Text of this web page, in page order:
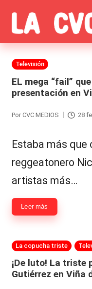
Saltar
al
contenido
C
o
p
u
c
a
s
y
F
ar
n
d
ul
Todas
las
noticias
de
la
Tierra
Gran
-
Tendencias
-
Publicada
Televisión
EL mega “fail”
presentación en
Por CVC MEDIOS 28
Estaba más que
reggeatonero
artistas más…
Leer más
Publicada
La copucha triste
¡De luto! La triste
Gutiérrez en Viña